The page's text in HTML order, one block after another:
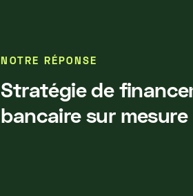
NOTRE RÉPONSE
Stratégie de
bancaire sur mesure